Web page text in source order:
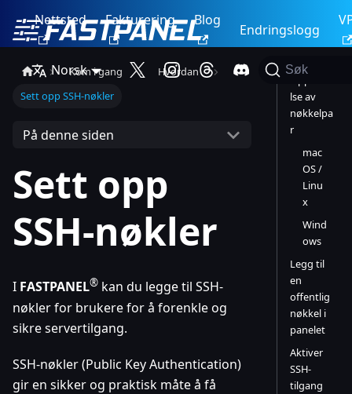
Nettsted Fakturering Blog
Endringslogg
Norsk Søk
Kom i gang
Hvordan
Sett opp SSH-nøkler
På denne siden
Sett opp
SSH-nøkler
I FASTPANEL® kan du legge til SSH-
nøkler for brukere for å forenkle og
sikre servertilgang.
SSH-nøkler (Public Key Authentication)
gir en sikker og praktisk måte å få
lse av
nøkkelpa
r
mac
OS /
Linu
x
Wind
ows
Legg til
en
offentlig
nøkkel i
panelet
Aktiver
SSH-
tilgang